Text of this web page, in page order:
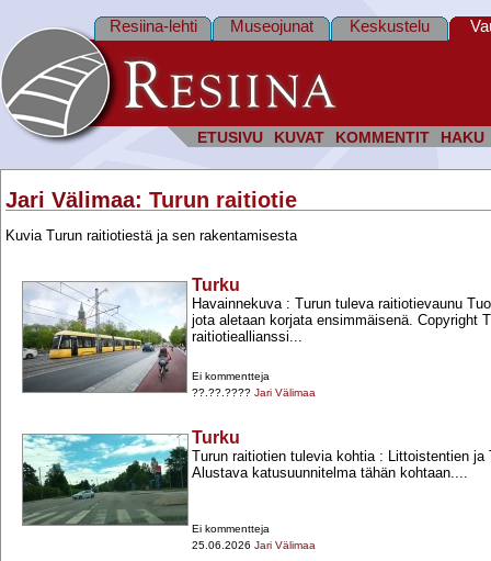
ETUSIVU KUVAT KOMMENTIT HAKU
Resiina-lehti Museojunat Keskustelu
Jari Välimaa: Turun raitiotie
Kuvia Turun raitiotiestä ja sen rakentamisesta
Turku
Havainnekuva : Turun tuleva raitiotievaunu
jota aletaan korjata ensimmäisenä. Copyright
raitiotieallianssi...
Ei kommentteja
??.??.???? Jari Välimaa
Turku
Turun raitiotien tulevia kohtia : Littoistentien ja
Alustava katusuunnitelma tähän kohtaan....
Ei kommentteja
25.06.2026 Jari Välimaa